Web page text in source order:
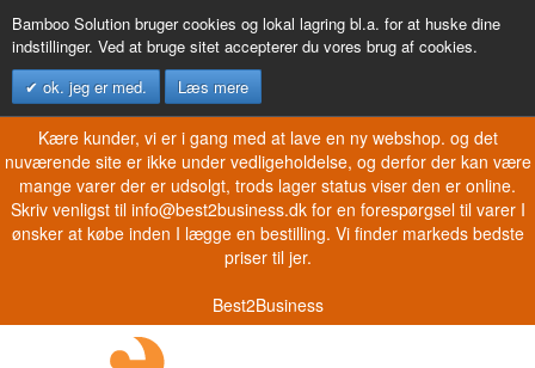
Bamboo Solution bruger cookies og lokal lagring bl.a. for at huske dine
indstillinger. Ved at bruge sitet accepterer du vores brug af cookies.
ok. jeg er med.
Læs mere
Kære kunder, vi er i gang med at lave en ny webshop. og det
nuværende site er ikke under vedligeholdelse, og derfor der kan være
mange varer der er udsolgt, trods lager status viser den er online.
Skriv venligst til info@best2business.dk for en forespørgsel til varer I
ønsker at købe inden I lægge en bestilling. Vi finder markeds bedste
priser til jer.
Best2Business